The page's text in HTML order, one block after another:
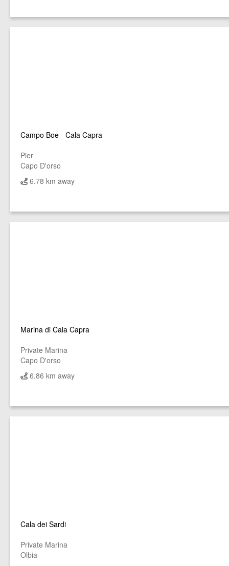
Campo Boe - Cala Capra
Pier
Capo D'orso
6.78 km away
Marina di Cala Capra
Private Marina
Capo D'orso
6.86 km away
Cala dei Sardi
Private Marina
Olbia